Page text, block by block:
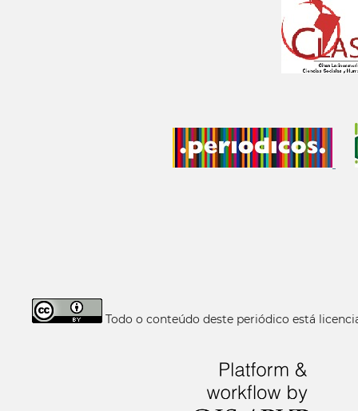
Todo o conteúdo deste periódico está